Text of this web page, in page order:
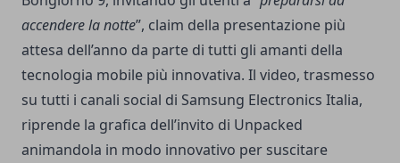
accendere la notte”, claim della presentazione più
attesa dell’anno da parte di tutti gli amanti della
tecnologia mobile più innovativa. Il video, trasmesso
su tutti i canali social di Samsung Electronics Italia,
riprende la grafica dell’invito di Unpacked
animandola in modo innovativo per suscitare